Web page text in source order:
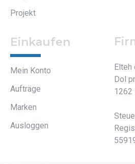
Projekt
Einkaufen
Mein Konto
Aufträge
Marken
Ausloggen
Elteh
Dol
1262